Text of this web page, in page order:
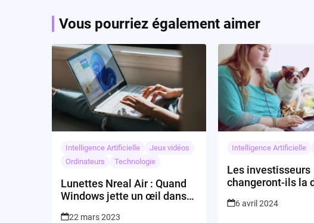
Vous pourriez également aimer
Intelligence Artificielle
Jeux vidéos
Ordinateurs
Technologie
Lunettes Nreal Air : Quand
Windows jette un œil dans
22 mars 2023
Intelligence Artificielle
Les investisseurs
changeront-ils la
l’autisme ?
6 avril 2024